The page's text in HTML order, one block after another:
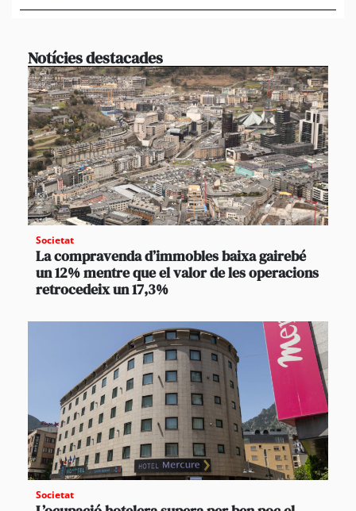
Notícies destacades
Societat
La compravenda d’immobles baixa gairebé
un 12% mentre que el valor de les operacions
retrocedeix un 17,3%
Societat